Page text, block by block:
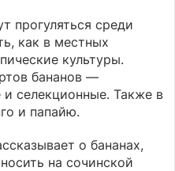
прогуляться среди
как в местных
культуры.
бананов —
селекционные. Также в
и папайю.
о бананах,
на сочинской